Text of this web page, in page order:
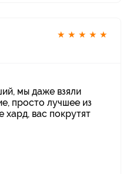
★ ★ ★ ★ ★
мы даже взяли
просто лучшее из
хард, вас покрутят